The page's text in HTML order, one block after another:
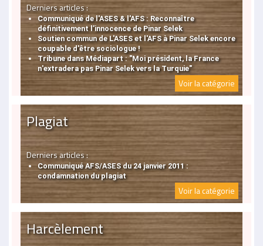
Voir la catégorie
Derniers articles :
Communiqué de l'ASES & l'AFS : Reconnaître
définitivement l’innocence de Pinar Selek
Soutien commun de L'ASES et l'AFS à Pinar Selek encore
coupable d'être sociologue !
Tribune dans Médiapart : "Moi président, la France
n'extradera pas Pinar Selek vers la Turquie"
Plagiat
Voir la catégorie
Derniers articles :
Communiqué AFS/ASES du 24 janvier 2011 :
condamnation du plagiat
Harcèlement